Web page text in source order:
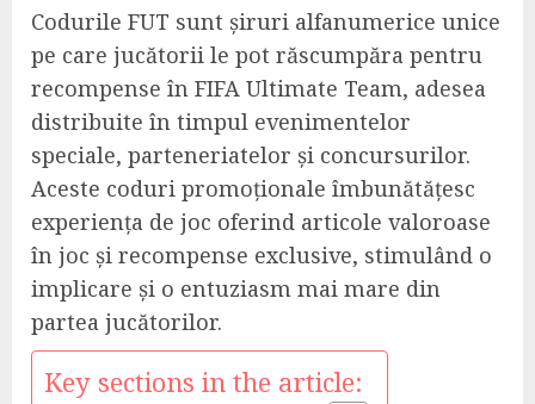
Codurile FUT sunt șiruri alfanumerice unice
pe care jucătorii le pot răscumpăra pentru
recompense în FIFA Ultimate Team, adesea
distribuite în timpul evenimentelor
speciale, parteneriatelor și concursurilor.
Aceste coduri promoționale îmbunătățesc
experiența de joc oferind articole valoroase
în joc și recompense exclusive, stimulând o
implicare și o entuziasm mai mare din
partea jucătorilor.
Key sections in the article: